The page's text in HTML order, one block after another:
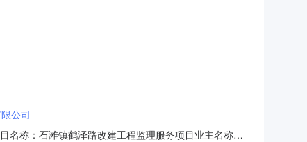
公司
名称：石滩镇鹤泽路改建工程监理服务项目业主名称：